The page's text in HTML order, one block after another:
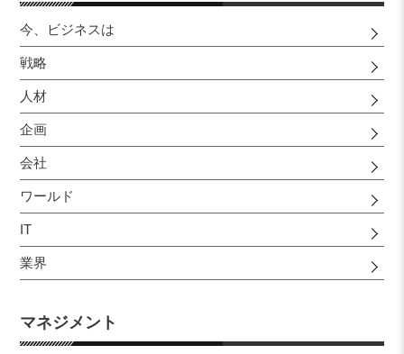
今、ビジネスは
戦略
人材
企画
会社
ワールド
IT
業界
マネジメント